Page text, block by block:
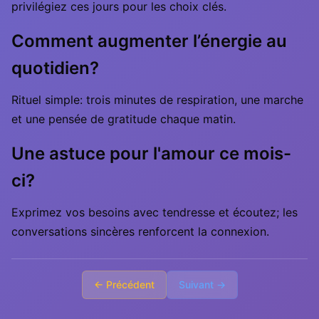
privilégiez ces jours pour les choix clés.
Comment augmenter l’énergie au
quotidien?
Rituel simple: trois minutes de respiration, une marche
et une pensée de gratitude chaque matin.
Une astuce pour l'amour ce mois-
ci?
Exprimez vos besoins avec tendresse et écoutez; les
conversations sincères renforcent la connexion.
← Précédent Suivant →